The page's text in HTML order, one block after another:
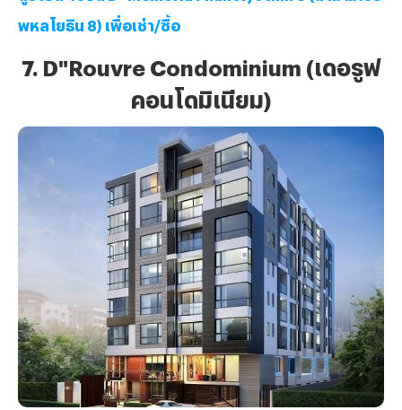
พหลโยธิน 8) เพื่อเช่า/ซื้อ
7. D"Rouvre Condominium (เดอรูฟ
คอนโดมิเนียม)